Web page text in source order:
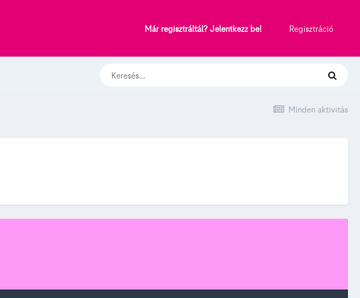
Már regisztráltál? Jelentkezz be! Regisztráció
Minden aktivitás